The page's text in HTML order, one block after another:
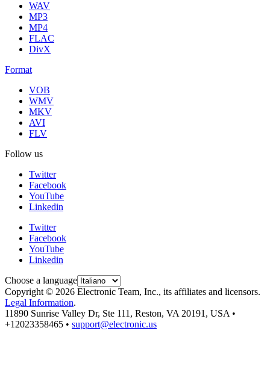
WAV
MP3
MP4
FLAC
DivX
Format
VOB
WMV
MKV
AVI
FLV
Follow us
Twitter
Facebook
YouTube
Linkedin
Twitter
Facebook
YouTube
Linkedin
Choose a language
Copyright © 2026 Electronic Team, Inc., its affiliates and licensors.
Legal Information.
11890 Sunrise Valley Dr, Ste 111, Reston, VA 20191, USA •
+12023358465 • support@electronic.us